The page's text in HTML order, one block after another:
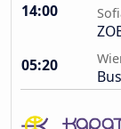
14:00
05:20